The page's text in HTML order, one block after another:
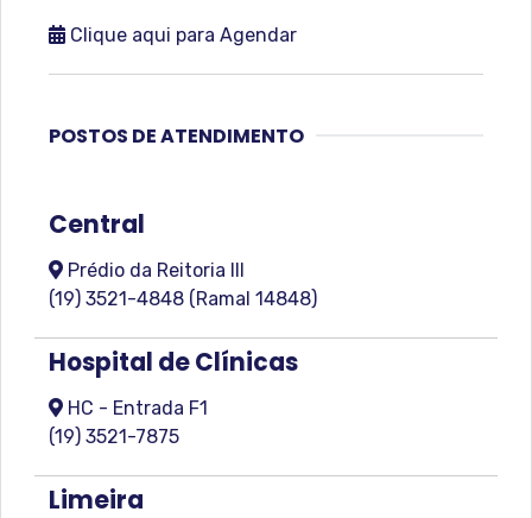
Clique aqui para Agendar
POSTOS DE ATENDIMENTO
Central
Prédio da Reitoria III
(19) 3521-4848 (Ramal 14848)
Hospital de Clínicas
HC - Entrada F1
(19) 3521-7875
Limeira